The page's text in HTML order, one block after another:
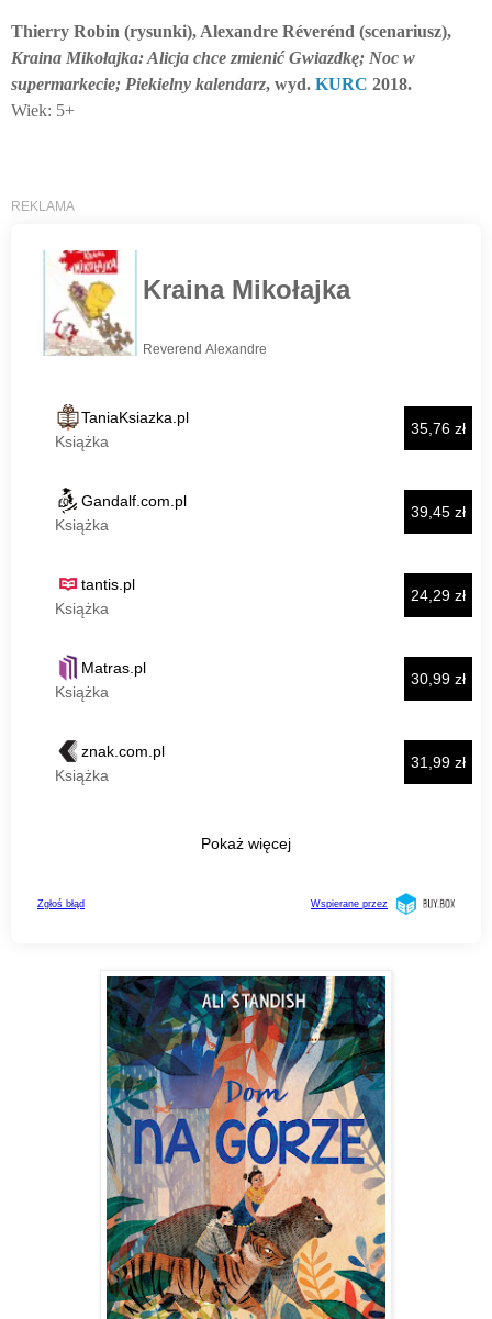
Thierry Robin (rysunki), Alexandre Réverénd (scenariusz),
Kraina Mikołajka: Alicja chce zmienić Gwiazdkę; Noc w
supermarkecie; Piekielny kalendarz, wyd. KURC 2018.
Wiek: 5+